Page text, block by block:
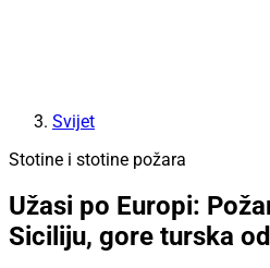
Svijet
Stotine i stotine požara
Užasi po Europi:
Siciliju, gore turska